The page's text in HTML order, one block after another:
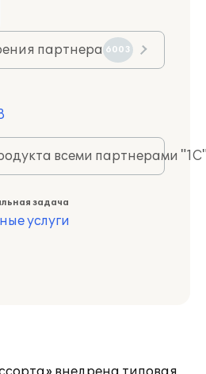
партнера 6003
всеми партнерами
задача
услуги